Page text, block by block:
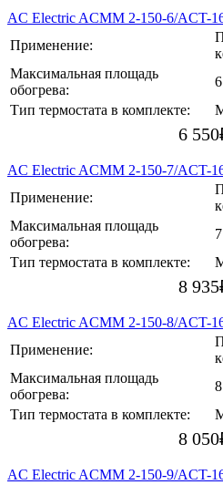
AC Electric ACMM 2-150-6/ACT-
Применение:
Максимальная площадь
обогрева:
Тип термостата в комплекте:
6 550
AC Electric ACMM 2-150-7/ACT-
Применение:
Максимальная площадь
обогрева:
Тип термостата в комплекте:
8 935
AC Electric ACMM 2-150-8/ACT-
Применение:
Максимальная площадь
обогрева:
Тип термостата в комплекте:
8 050
AC Electric ACMM 2-150-9/ACT-